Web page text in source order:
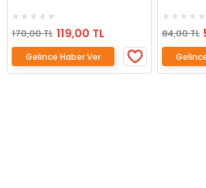
170,00 TL 119,00 TL
Gelince Haber Ver
84,00 TL